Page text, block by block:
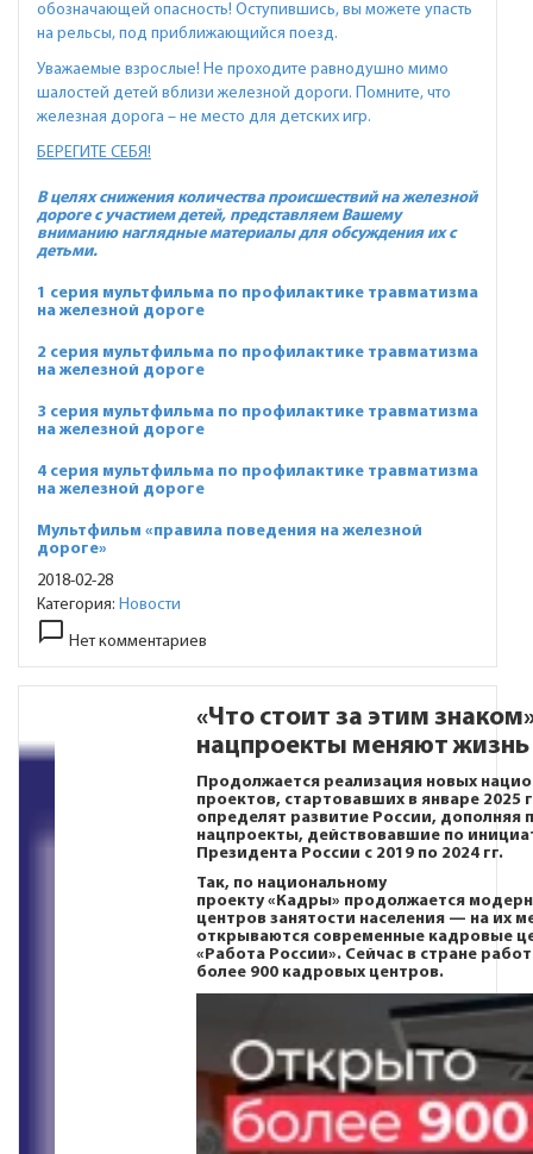
обозначающей опасность! Оступившись, вы можете упасть
на рельсы, под приближающийся поезд.
Уважаемые взрослые! Не проходите равнодушно мимо
шалостей детей вблизи железной дороги. Помните, что
железная дорога – не место для детских игр.
БЕРЕГИТЕ СЕБЯ!
В целях снижения количества происшествий на железной
дороге с участием детей, представляем Вашему
вниманию наглядные материалы для обсуждения их с
детьми.
1 серия мультфильма по профилактике травматизма
на железной дороге
2 серия мультфильма по профилактике травматизма
на железной дороге
3 серия мультфильма по профилактике травматизма
на железной дороге
4 серия мультфильма по профилактике травматизма
на железной дороге
Мультфильм «правила поведения на железной
дороге»
2018-02-28
Категория: Новости
chat_bubble_outline Нет комментариев
«Что стоит за этим
нацпроекты меняют
Продолжается реализация новых
проектов, стартовавших в январе 2025
определят развитие России,
нацпроекты, действовавшие по
Президента России с 2019 по 2024 гг.
Так, по национальному
проекту «Кадры» продолжается
центров занятости населения — на их
открываются современные кадровые
«Работа России». Сейчас в стране
более 900 кадровых центров.